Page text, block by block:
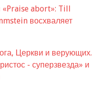
«Praise abort»: Till
восхваляет
Церкви и верующих.
- суперзвезда» и